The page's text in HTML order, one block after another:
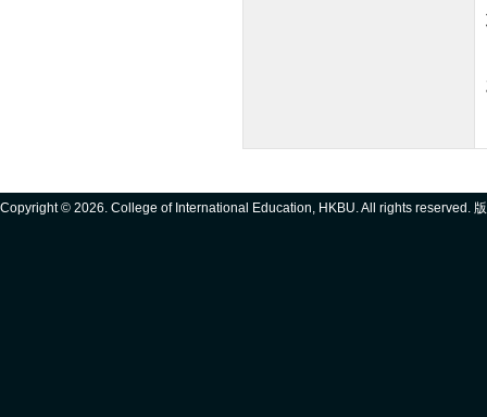
Copyright © 2026. College of International Education, HKBU. All rights reserved.